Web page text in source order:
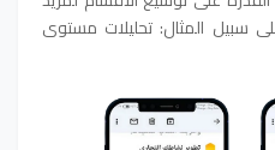
سبيل المثال: تحليلات مستوى